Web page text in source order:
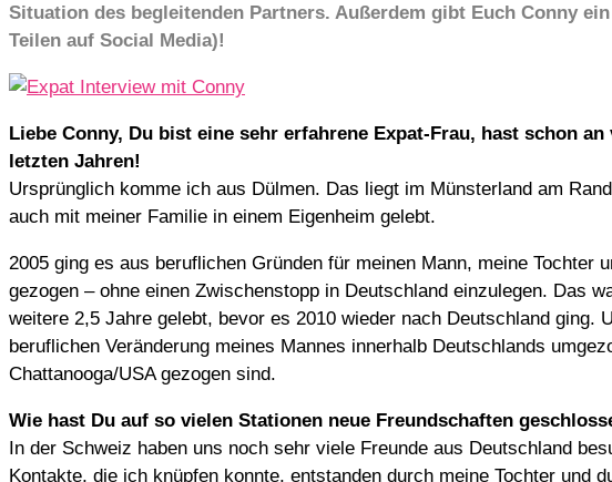
Situation des begleitenden Partners. Außerdem gibt Euch Conny
Teilen auf Social Media)!
Liebe Conny, Du bist eine sehr erfahrene Expat-Frau, hast schon
letzten Jahren!
Ursprünglich komme ich aus Dülmen. Das liegt im Münsterland am
auch mit meiner Familie in einem Eigenheim gelebt.
2005 ging es aus beruflichen Gründen für meinen Mann, meine
gezogen – ohne einen Zwischenstopp in Deutschland einzulegen. Das
weitere 2,5 Jahre gelebt, bevor es 2010 wieder nach Deutschland
beruflichen Veränderung meines Mannes innerhalb Deutschlands
Chattanooga/USA gezogen sind.
Wie hast Du auf so vielen Stationen neue Freundschaften
In der Schweiz haben uns noch sehr viele Freunde aus Deutschland
Kontakte, die ich knüpfen konnte, entstanden durch meine Tochter und